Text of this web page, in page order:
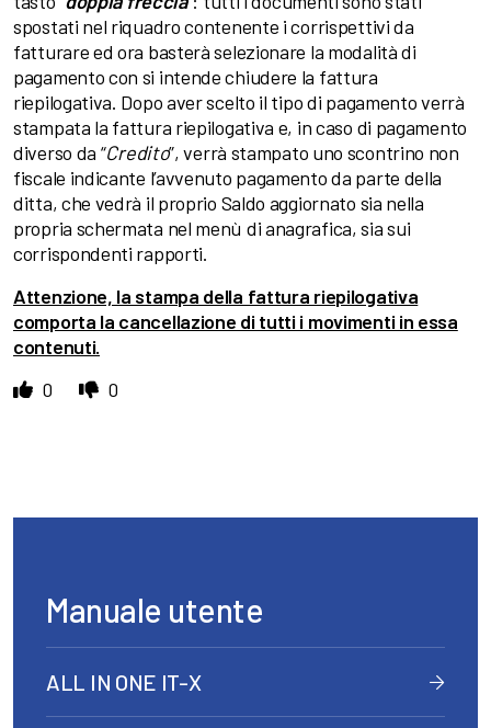
spostati nel riquadro contenente i corrispettivi da
fatturare ed ora basterà selezionare la modalità di
pagamento con si intende chiudere la fattura
riepilogativa. Dopo aver scelto il tipo di pagamento verrà
stampata la fattura riepilogativa e, in caso di pagamento
diverso da “Credito”, verrà stampato uno scontrino non
fiscale indicante l’avvenuto pagamento da parte della
ditta, che vedrà il proprio Saldo aggiornato sia nella
propria schermata nel menù di anagrafica, sia sui
corrispondenti rapporti.
Attenzione, la stampa della fattura riepilogativa
comporta la cancellazione di tutti i movimenti in essa
contenuti.
0
0
Manuale utente
ALL IN ONE IT-X